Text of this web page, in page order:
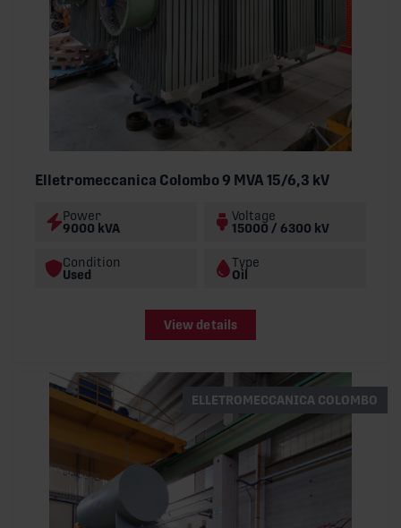
Elletromeccanica Colombo 9 MVA 15/6,3 kV
Power
9000 kVA
Voltage
15000 / 6300 kV
Condition
Used
Type
Oil
View details
ELLETROMECCANICA COLOMBO